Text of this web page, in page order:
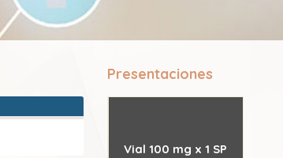
Presentaciones
Vial 100 mg x 1 SP